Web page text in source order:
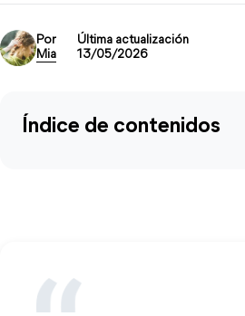
Por
Mia
Última actualización
13/05/2026
Índice de contenidos